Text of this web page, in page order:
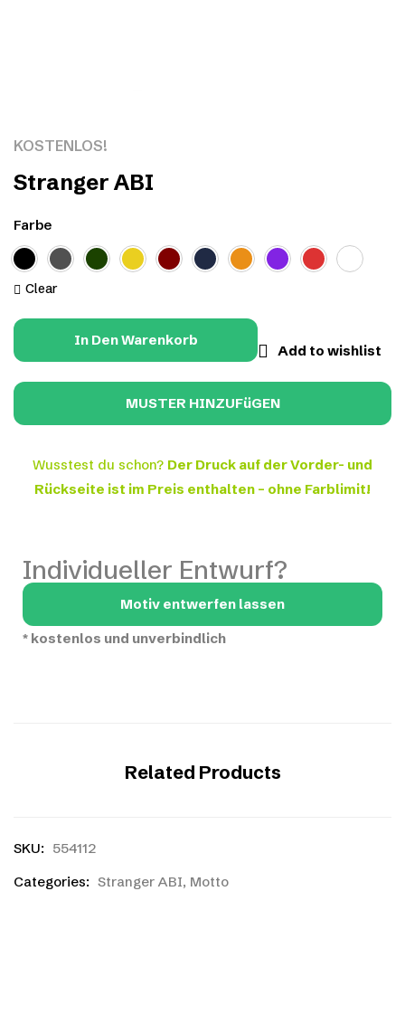
KOSTENLOS!
Stranger ABI
Farbe
Clear
In Den Warenkorb
Add to wishlist
Wusstest du schon? Der Druck auf der Vorder- und
Rückseite ist im Preis enthalten – ohne Farblimit!
Individueller Entwurf?
Motiv entwerfen lassen
* kostenlos und unverbindlich
Related Products
SKU: 554112
Categories: Stranger ABI, Motto